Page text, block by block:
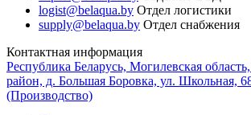
logist@belaqua.by Отдел логистики
supply@belaqua.by Отдел снабжения
Контактная информация
Республика Беларусь, Могилевская
район, д. Большая Боровка, ул. Школьная,
(Производство)